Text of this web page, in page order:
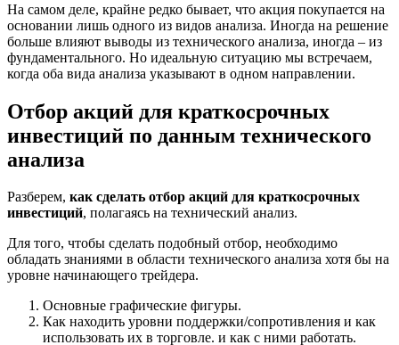
На самом деле, крайне редко бывает, что акция покупается на
основании лишь одного из видов анализа. Иногда на решение
больше влияют выводы из технического анализа, иногда – из
фундаментального. Но идеальную ситуацию мы встречаем,
когда оба вида анализа указывают в одном направлении.
Отбор акций для краткосрочных
инвестиций по данным технического
анализа
Разберем, как сделать отбор акций для краткосрочных
инвестиций, полагаясь на технический анализ.
Для того, чтобы сделать подобный отбор, необходимо
обладать знаниями в области технического анализа хотя бы на
уровне начинающего трейдера.
Основные графические фигуры.
Как находить уровни поддержки/сопротивления и как
использовать их в торговле. и как с ними работать.